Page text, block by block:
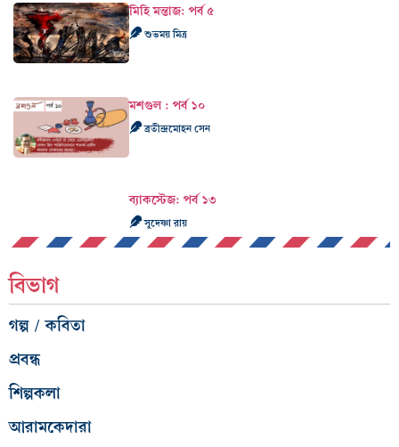
মিহি মন্তাজ: পর্ব ৫
শুভময় মিত্র
মশগুল : পর্ব ১০
ব্রতীন্দ্রমোহন সেন
ব্যাকস্টেজ: পর্ব ১৩
সুদেষ্ণা রায়
বিভাগ
গল্প / কবিতা
প্রবন্ধ
শিল্পকলা
আরামকেদারা